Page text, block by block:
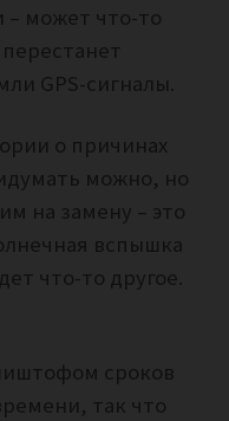
– может что-то
GPS-сигналы.
о причинах
можно, но
на замену – это
вспышка
что-то другое.
сроков
так что